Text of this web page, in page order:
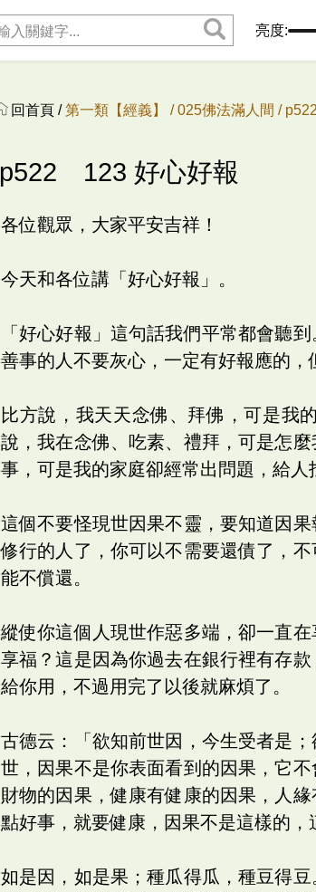
亮度:
回首頁 /第一類【經義】 /025佛法滿人間 /
p522 123 好心好報
各位觀眾，大家平安吉祥！
今天和各位講「好心好報」。
「好心好報」這句話我們平常都會聽
善事的人不要灰心，一定有好報應的，
比方說，我天天念佛、拜佛，可是我
說，我在念佛、吃素、禮拜，可是怎
事，可是我的家庭卻經常出問題，給人
這個不要怪現世因果不靈，要知道因
修行的人了，你可以不需要還債了，
能不償還。
縱使你這個人現世作惡多端，卻一直
享福？這是因為你過去在銀行裡有存
給你用，不過用完了以後就麻煩了。
古德云：「欲知前世因，今生受者是
世，因果不是你表面看到的因果，它
財物的因果，健康有健康的因果，人
點好事，就要健康，因果不是這樣的，
如是因，如是果；種瓜得瓜，種豆得